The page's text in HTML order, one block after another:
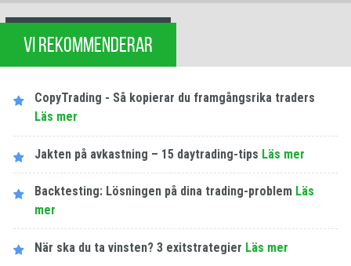
VI REKOMMENDERAR
CopyTrading - Så kopierar du framgångsrika traders
Läs mer
Jakten på avkastning – 15 daytrading-tips Läs mer
Backtesting: Lösningen på dina trading-problem Läs
mer
När ska du ta vinsten? 3 exitstrategier Läs mer